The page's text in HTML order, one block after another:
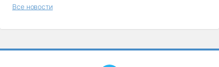
Все новости